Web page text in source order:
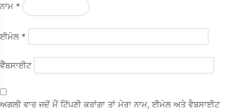
ਨਾਮ *
ਈਮੇਲ *
ਵੈੱਬਸਾਈਟ
ਅਗਲੀ ਵਾਰ ਜਦੋਂ ਮੈਂ ਟਿੱਪਣੀ ਕਰਾਂਗਾ ਤਾਂ ਮੇਰਾ ਨਾਮ, ਈਮੇਲ ਅਤੇ ਵੈਬਸਾਈਟ